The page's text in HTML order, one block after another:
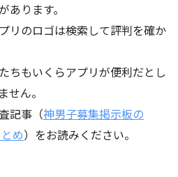
あります。
リのロゴは検索して評判を確か
ちもいくらアプリが便利だとし
せん。
記事（神男子募集掲示板の
め）をお読みください。